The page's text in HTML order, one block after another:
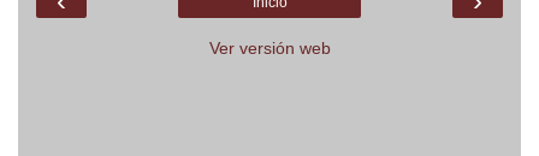
Ver versión web